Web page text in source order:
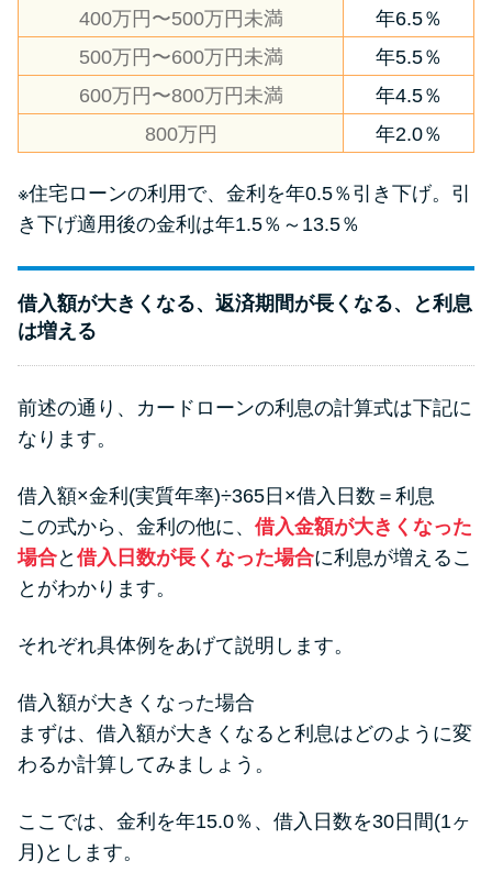
400万円〜500万円未満
年6.5％
500万円〜600万円未満
年5.5％
600万円〜800万円未満
年4.5％
800万円
年2.0％
※住宅ローンの利用で、金利を年0.5％引き下げ。引
き下げ適用後の金利は年1.5％～13.5％
借入額が大きくなる、返済期間が長くなる、と利息
は増える
前述の通り、カードローンの利息の計算式は下記に
なります。
借入額×金利(実質年率)÷365日×借入日数＝利息
この式から、金利の他に、 借入金額が大きくなった
場合と 借入日数が長くなった場合に利息が増えるこ
とがわかります。
それぞれ具体例をあげて説明します。
借入額が大きくなった場合
まずは、借入額が大きくなると利息はどのように変
わるか計算してみましょう。
ここでは、金利を年15.0％、借入日数を30日間(1ヶ
月)とします。